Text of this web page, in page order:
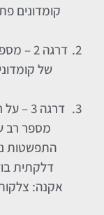
קומדונים
דרגה 2
של
דרגה 3
מספר רב
התפשטות
דלקתית
אקנה: